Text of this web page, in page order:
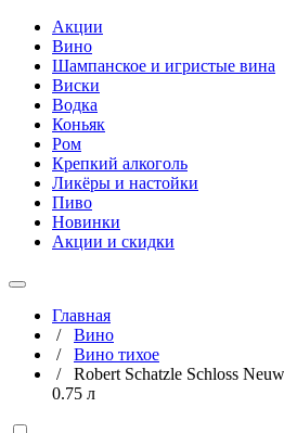
Акции
Вино
Шампанское и игристые вина
Виски
Водка
Коньяк
Ром
Крепкий алкоголь
Ликёры и настойки
Пиво
Новинки
Акции и скидки
Главная
/ Вино
/ Вино тихое
/ Robert Schatzle Schloss
0.75 л